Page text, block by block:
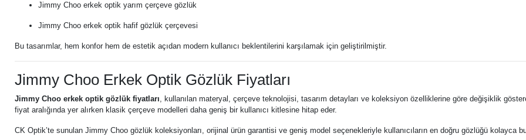
Jimmy Choo erkek optik yarım çerçeve gözlük
Jimmy Choo erkek optik hafif gözlük çerçevesi
Bu tasarımlar, hem konfor hem de estetik açıdan modern kullanıcı beklentilerini karşılamak için geliştirilmiştir.
Jimmy Choo Erkek Optik Gözlük Fiyatları
Jimmy Choo erkek optik gözlük fiyatları, kullanılan materyal, çerçeve teknolojisi, tasarım detayları ve koleksiyon özelliklerine göre değişiklik
fiyat aralığında yer alırken klasik çerçeve modelleri daha geniş bir kullanıcı kitlesine hitap eder.
CK Optik’te sunulan Jimmy Choo gözlük koleksiyonları, orijinal ürün garantisi ve geniş model seçenekleriyle kullanıcıların en doğru gözlüğü kolayca